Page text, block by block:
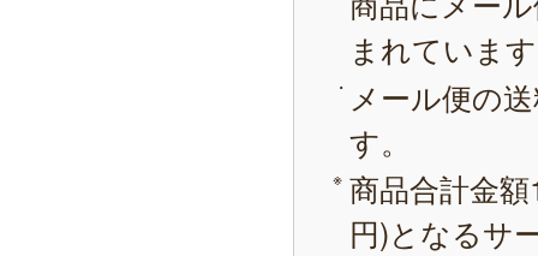
まれていま
メール便の
す。
商品合計金
円)となるサ